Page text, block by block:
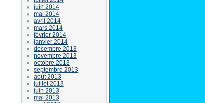
juin 2014
mai 2014
avril 2014
mars 2014
février 2014
janvier 2014
décembre 2013
novembre 2013
octobre 2013
septembre 2013
août 2013
juillet 2013
juin 2013
mai 2013